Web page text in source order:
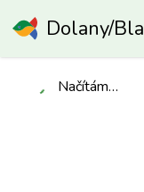
Dolany/
Načítám…